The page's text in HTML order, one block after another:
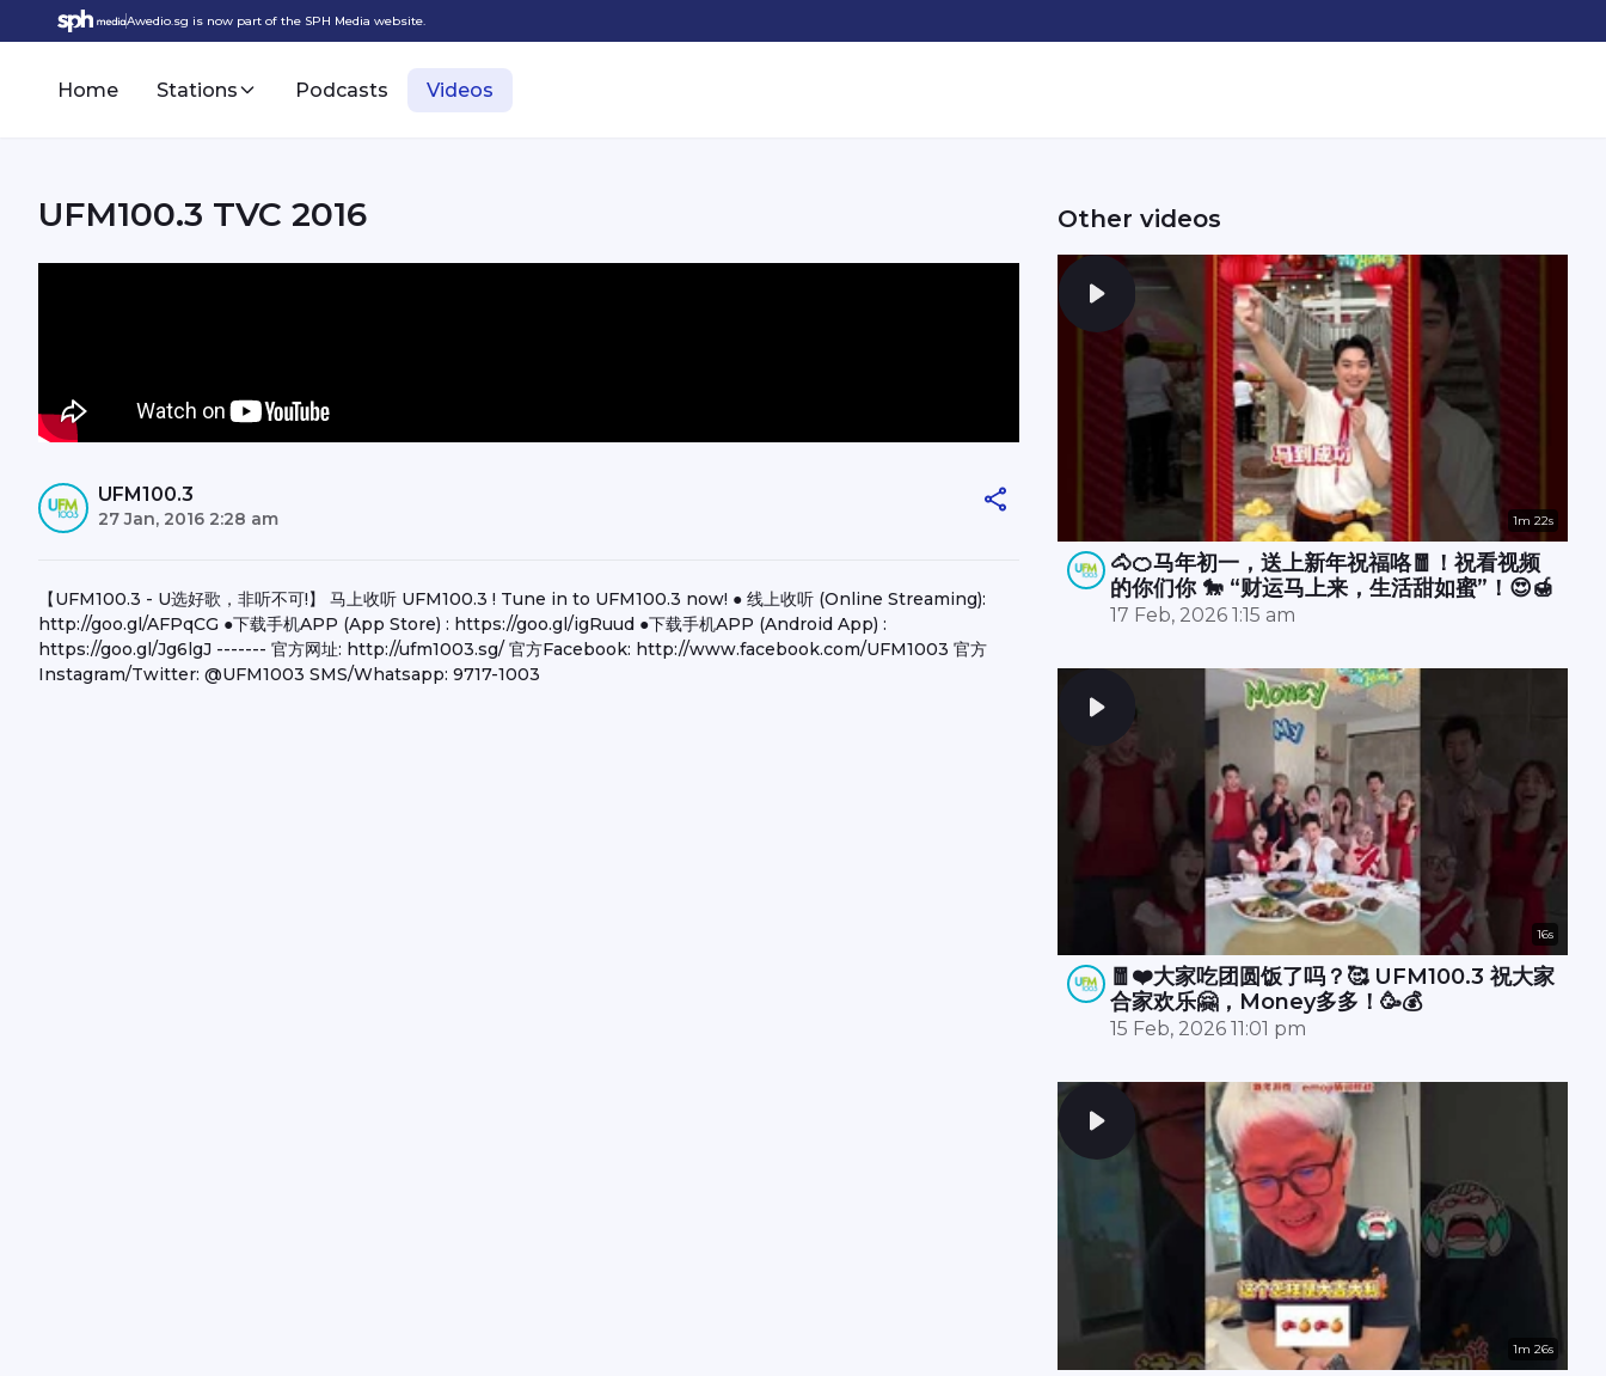
Awedio.sg is now part of the SPH Media website.
Home Stations Podcasts Videos
UFM100.3 TVC 2016
UFM100.3
27 Jan, 2016 2:28 am
【UFM100.3 - U选好歌，非听不可!】 马上收听 UFM100.3 ! Tune in to UFM100.3 now! ● 线上收听 (Online Streaming):
http://goo.gl/AFPqCG ●下载手机APP (App Store) : https://goo.gl/igRuud ●下载手机APP (Android App) :
https://goo.gl/Jg6lgJ ------- 官方网址: http://ufm1003.sg/ 官方Facebook: http://www.facebook.com/UFM1003 官方
Instagram/Twitter: @UFM1003 SMS/Whatsapp: 9717-1003
Other videos
1m 22s
🐴🍊马年初一，送上新年祝福咯🧧！祝看视频
的你们你 🐎 “财运马上来，生活甜如蜜”！😍🍯
17 Feb, 2026 1:15 am
16s
🧧❤️大家吃团圆饭了吗？🥰 UFM100.3 祝大家
合家欢乐🤗，Money多多！🥳💰
15 Feb, 2026 11:01 pm
1m 26s